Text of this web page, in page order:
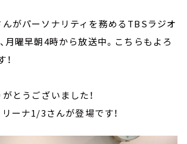
んがパーソナリティを務めるTBSラジオ
月曜早朝4時から放送中。こちらもよろ
とうございました！
ーナ1/3さんが登場です！